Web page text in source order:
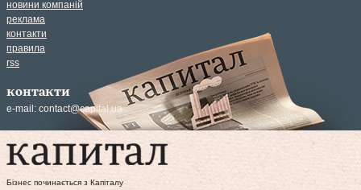
новини компаній
реклама
контакти
правила
rss
контакти
e-mail: contact@capital.ua
Бізнес починається з Капіталу